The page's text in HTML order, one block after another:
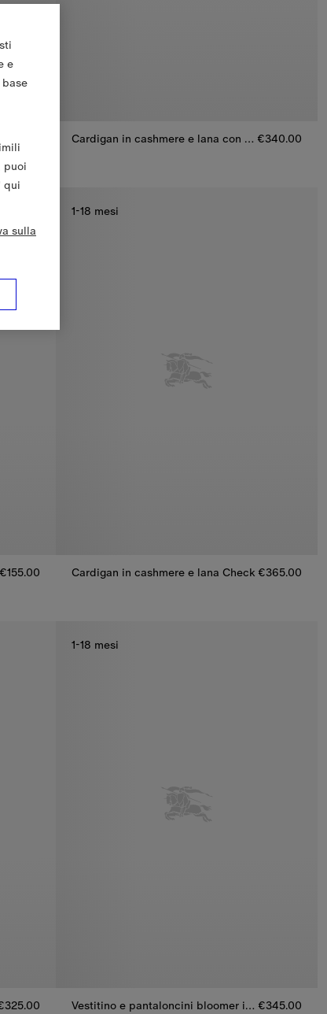
Check, €340.00
Cardigan in cashmere e lana con toppe Check €340.00
€155.00
1-18 mesi
Cardigan in cashmere e lana Check €365.00
1-18 mesi
Vestitino e pantaloncini bloomer in cotone Check €345.00
e
puoi
qui
sulla